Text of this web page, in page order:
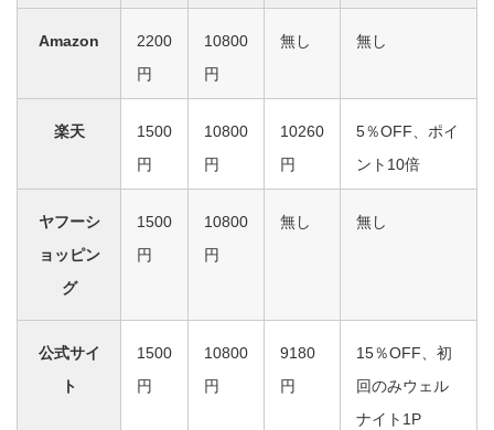
Amazon
2200
円
10800
円
無し 無し
楽天
1500
円
10800
円
10260
円
5％OFF、ポイ
ント10倍
ヤフーシ
ョッピン
グ
1500
円
10800
円
無し 無し
公式サイ
ト
1500
円
10800
円
9180
円
15％OFF、初
回のみウェル
ナイト1P